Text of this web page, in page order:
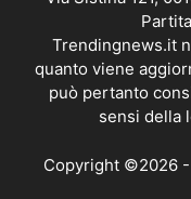
Trendingnews.it
quanto viene
può pertanto
sensi della
Copyright ©2026